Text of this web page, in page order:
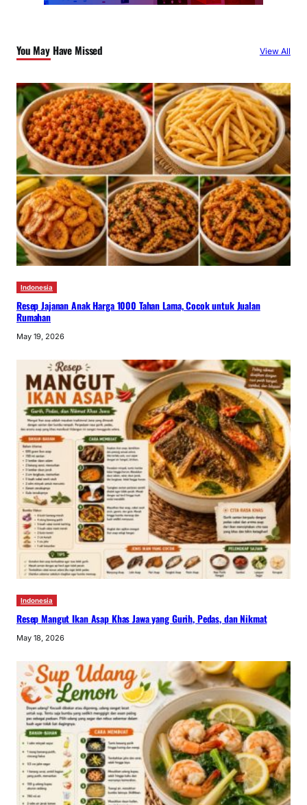
You May Have Missed View All
Indonesia
Resep Jajanan Anak Harga 1000 Tahan Lama, Cocok untuk Jualan
Rumahan
May 19, 2026
Indonesia
Resep Mangut Ikan Asap Khas Jawa yang Gurih, Pedas, dan Nikmat
May 18, 2026